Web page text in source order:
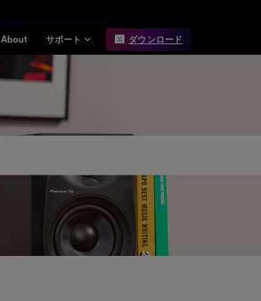
About サポート
インフォメーション
リリースノート
ダウンロード